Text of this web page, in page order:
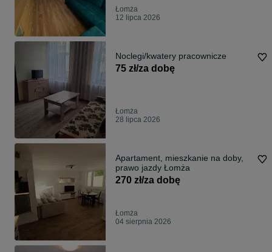
Łomża
12 lipca 2026
Noclegi/kwatery pracownicze
75 zł/za dobę
Łomża
28 lipca 2026
Apartament, mieszkanie na doby,
prawo jazdy Łomża
270 zł/za dobę
Łomża
04 sierpnia 2026